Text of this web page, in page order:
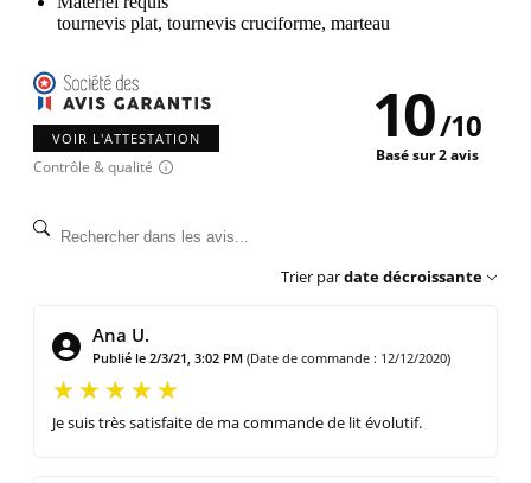
tournevis plat, tournevis cruciforme, marteau
VOIR L'ATTESTATION
Contrôle & qualité
10/10
Basé sur 2 avis
Trier pardate décroissante
Ana U.
Publié le 2/3/21, 3:02 PM (Date de commande : 12/12/2020)
Je suis très satisfaite de ma commande de lit évolutif.